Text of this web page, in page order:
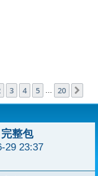
(共 20頁)
3 4 5 … 20
整包
29 23:37